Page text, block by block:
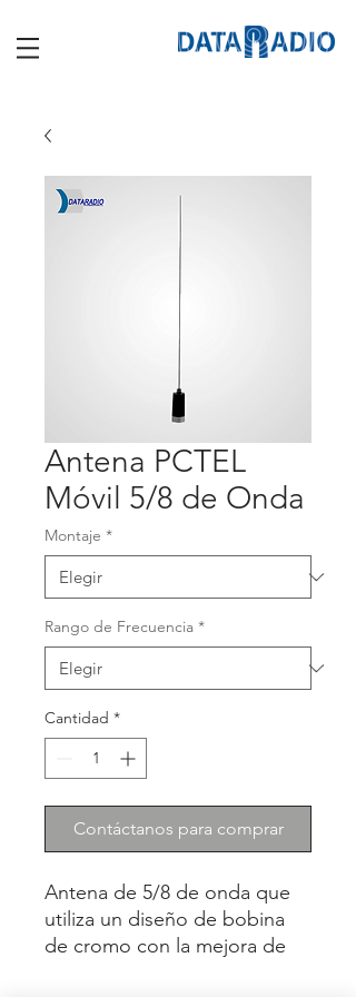
Antena PCTEL
Móvil 5/8 de Onda
Montaje *
Rango de Frecuencia *
Cantidad *
Contáctanos para comprar
Antena de 5/8 de onda que
utiliza un diseño de bobina
de cromo con la mejora de